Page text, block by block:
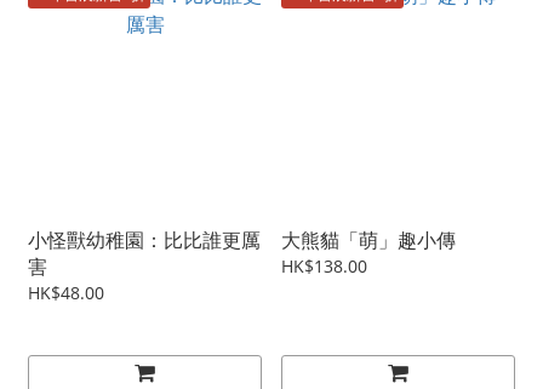
小怪獸幼稚園：比比誰更厲
害
HK$48.00
大熊貓「萌」趣小傳
HK$138.00